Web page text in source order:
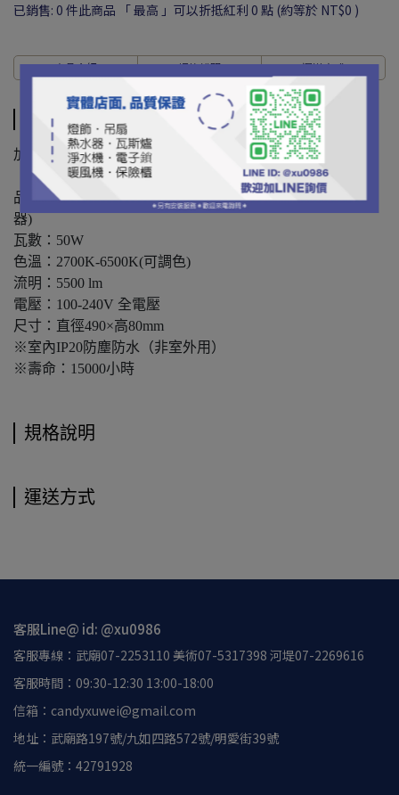
已銷售: 0 件此商品 「 最高 」可以折抵紅利 0 點 (約等於 NT$0 )
商品介紹 規格說明 運送方式
商品介紹
加入原廠賴會員，可保固3年
品名 : 飛利浦 若欣 LED吸頂燈 50W星鑽 壁切+遙控(附遙控
器)
瓦數：50W
色溫：2700K-6500K(可調色)
流明：5500 lm
電壓：100-240V 全電壓
尺寸：直徑490×高80mm
※室內IP20防塵防水（非室外用）
※壽命：15000小時
規格說明
運送方式
客服Line@ id: @xu0986
客服專線：武廟07-2253110 美術07-5317398 河堤07-2269616
客服時間：09:30-12:30 13:00-18:00
信箱：candyxuwei@gmail.com
地址：武廟路197號/九如四路572號/明愛街39號
統一編號：42791928